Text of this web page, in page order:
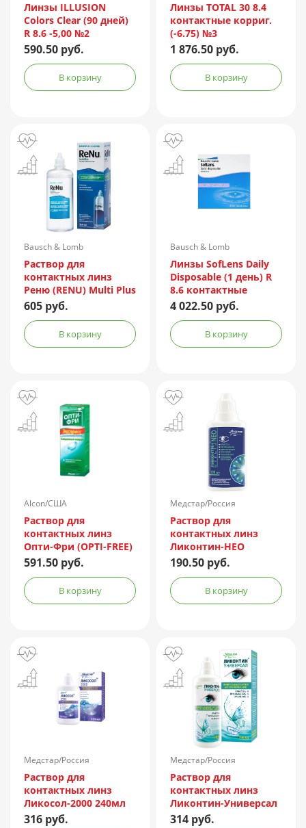
Линзы ILLUSION
Colors Clear (90 дней)
R 8.6 -5,00 №2
590.50 руб.
В корзину
Линзы TOTAL 30 8.4
контактные корриг.
(-6.75) №3
1 876.50 руб.
В корзину
Bausch & Lomb
Incorporated/Италия
Раствор для
контактных линз
Реню (RENU) Multi Plus
360мл + контейнер
605 руб.
В корзину
Bausch & Lomb
Линзы SofLens Daily
Disposable (1 день) R
8.6 контактные
мягкие корриг. -1,50
4 022.50 руб.
В корзину
Alcon/США
Раствор для
контактных линз
Опти-Фри (OPTI-FREE)
Express 355мл +
контейнер
591.50 руб.
В корзину
Медстар/Россия
Раствор для
контактных линз
Ликонтин-НЕО
Мульти 60мл
190.50 руб.
В корзину
Медстар/Россия
Раствор для
контактных линз
Ликосол-2000 240мл
316 руб.
Медстар/Россия
Раствор для
контактных линз
Ликонтин-Универсал
240мл
314 руб.